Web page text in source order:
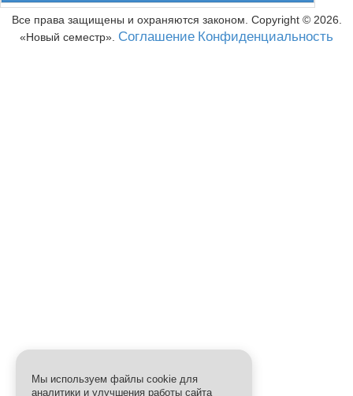
Все права защищены и охраняются законом. Copyright © 2026.
Новый семестр . Соглашение Конфиденциальность
Мы используем файлы cookie для
аналитики и улучшения работы сайта